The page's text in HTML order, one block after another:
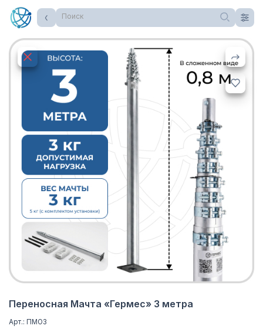
Поиск
Переносная Мачта «Гермес» 3 метра
Арт.: ПМО3